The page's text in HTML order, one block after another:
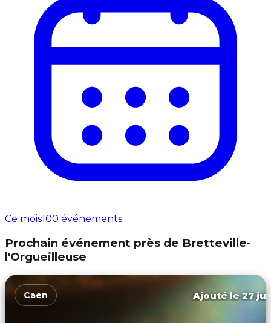
Ce mois100 événements
Prochain événement près de Bretteville-
l'Orgueilleuse
Caen Ajouté le 27